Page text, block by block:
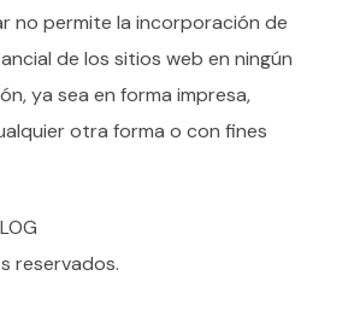
no permite la incorporación de
de los sitios web en ningún
ya sea en forma impresa,
otra forma o con fines
reservados.